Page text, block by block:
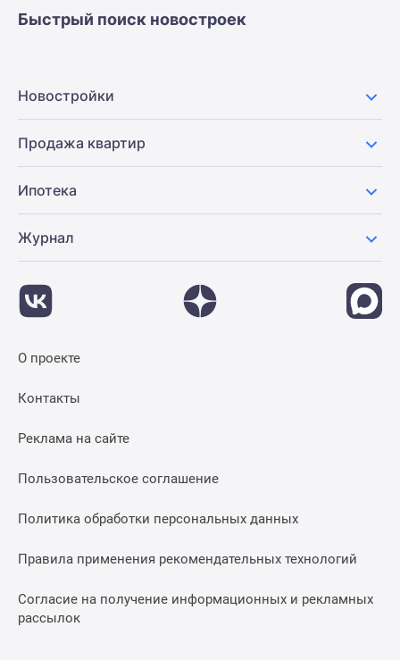
Быстрый поиск новостроек
Новостройки
Продажа квартир
Ипотека
Журнал
О проекте
Контакты
Реклама на сайте
Пользовательское соглашение
Политика обработки персональных данных
Правила применения рекомендательных технологий
Согласие на получение информационных и рекламных
рассылок